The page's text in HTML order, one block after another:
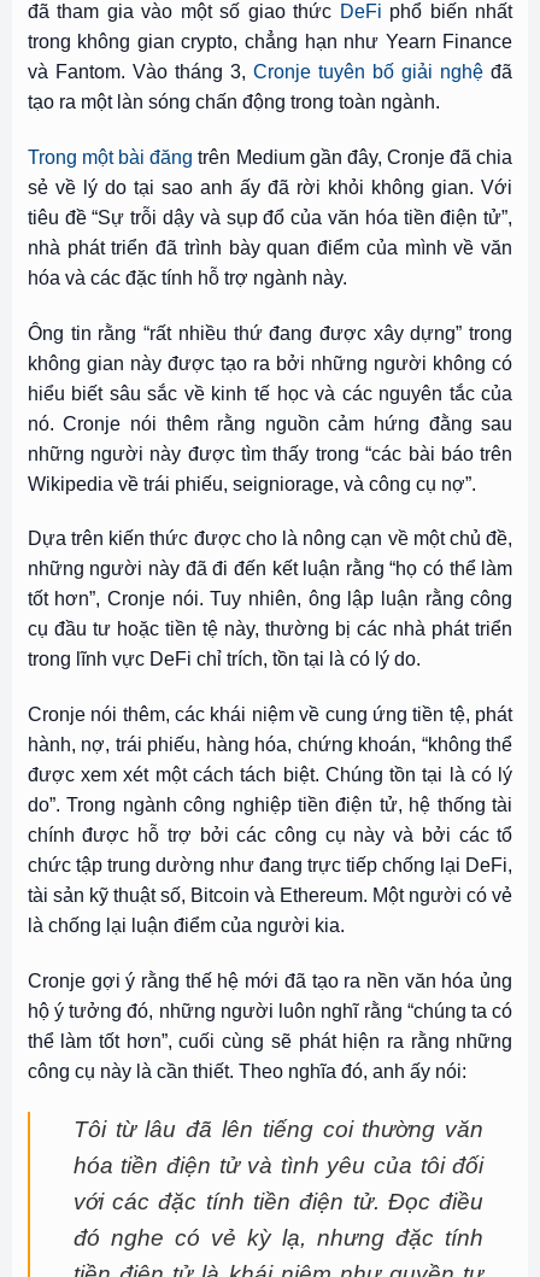
đã tham gia vào một số giao thức DeFi phổ biến nhất
trong không gian crypto, chẳng hạn như Yearn Finance
và Fantom. Vào tháng 3, Cronje tuyên bố giải nghệ đã
tạo ra một làn sóng chấn động trong toàn ngành.
Trong một bài đăng trên Medium gần đây, Cronje đã chia
sẻ về lý do tại sao anh ấy đã rời khỏi không gian. Với
tiêu đề “Sự trỗi dậy và sụp đổ của văn hóa tiền điện tử”,
nhà phát triển đã trình bày quan điểm của mình về văn
hóa và các đặc tính hỗ trợ ngành này.
Ông tin rằng “rất nhiều thứ đang được xây dựng” trong
không gian này được tạo ra bởi những người không có
hiểu biết sâu sắc về kinh tế học và các nguyên tắc của
nó. Cronje nói thêm rằng nguồn cảm hứng đằng sau
những người này được tìm thấy trong “các bài báo trên
Wikipedia về trái phiếu, seigniorage, và công cụ nợ”.
Dựa trên kiến ​​thức được cho là nông cạn về một chủ đề,
những người này đã đi đến kết luận rằng “họ có thể làm
tốt hơn”, Cronje nói. Tuy nhiên, ông lập luận rằng công
cụ đầu tư hoặc tiền tệ này, thường bị các nhà phát triển
trong lĩnh vực DeFi chỉ trích, tồn tại là có lý do.
Cronje nói thêm, các khái niệm về cung ứng tiền tệ, phát
hành, nợ, trái phiếu, hàng hóa, chứng khoán, “không thể
được xem xét một cách tách biệt. Chúng tồn tại là có lý
do”. Trong ngành công nghiệp tiền điện tử, hệ thống tài
chính được hỗ trợ bởi các công cụ này và bởi các tổ
chức tập trung dường như đang trực tiếp chống lại DeFi,
tài sản kỹ thuật số, Bitcoin và Ethereum. Một người có vẻ
là chống lại luận điểm của người kia.
Cronje gợi ý rằng thế hệ mới đã tạo ra nền văn hóa ủng
hộ ý tưởng đó, những người luôn nghĩ rằng “chúng ta có
thể làm tốt hơn”, cuối cùng sẽ phát hiện ra rằng những
công cụ này là cần thiết. Theo nghĩa đó, anh ấy nói:
Tôi từ lâu đã lên tiếng coi thường văn
hóa tiền điện tử và tình yêu của tôi đối
với các đặc tính tiền điện tử. Đọc điều
đó nghe có vẻ kỳ lạ, nhưng đặc tính